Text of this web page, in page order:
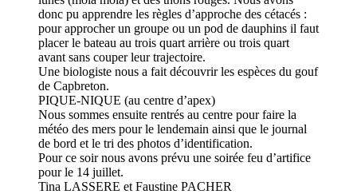
donc pu apprendre les règles d’approche des cétacés :
pour approcher un groupe ou un pod de dauphins il faut
placer le bateau au trois quart arrière ou trois quart
avant sans couper leur trajectoire.
Une biologiste nous a fait découvrir les espèces du gouf
de Capbreton.
PIQUE-NIQUE (au centre d’apex)
Nous sommes ensuite rentrés au centre pour faire la
météo des mers pour le lendemain ainsi que le journal
de bord et le tri des photos d’identification.
Pour ce soir nous avons prévu une soirée feu d’artifice
pour le 14 juillet.
Tina LASSERE et Faustine PACHER